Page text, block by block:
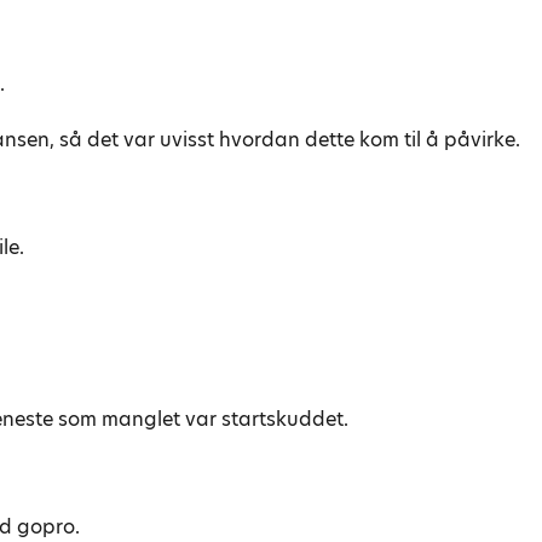
så det var uvisst hvordan dette kom til å påvirke.
som manglet var startskuddet.
gopro.